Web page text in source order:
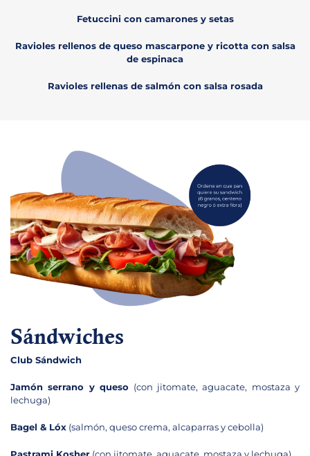
Fetuccini con camarones y setas
Ravioles rellenos de queso mascarpone y ricotta con salsa
de espinaca
Ravioles rellenas de salmón con salsa rosada
Sándwiches
Club Sándwich
Jamón serrano y queso (con jitomate, aguacate, mostaza y
lechuga)
Bagel & Lóx (salmón, queso crema, alcaparras y cebolla)
Pastrami Kosher (con jitomate, aguacate, mostaza y lechuga)